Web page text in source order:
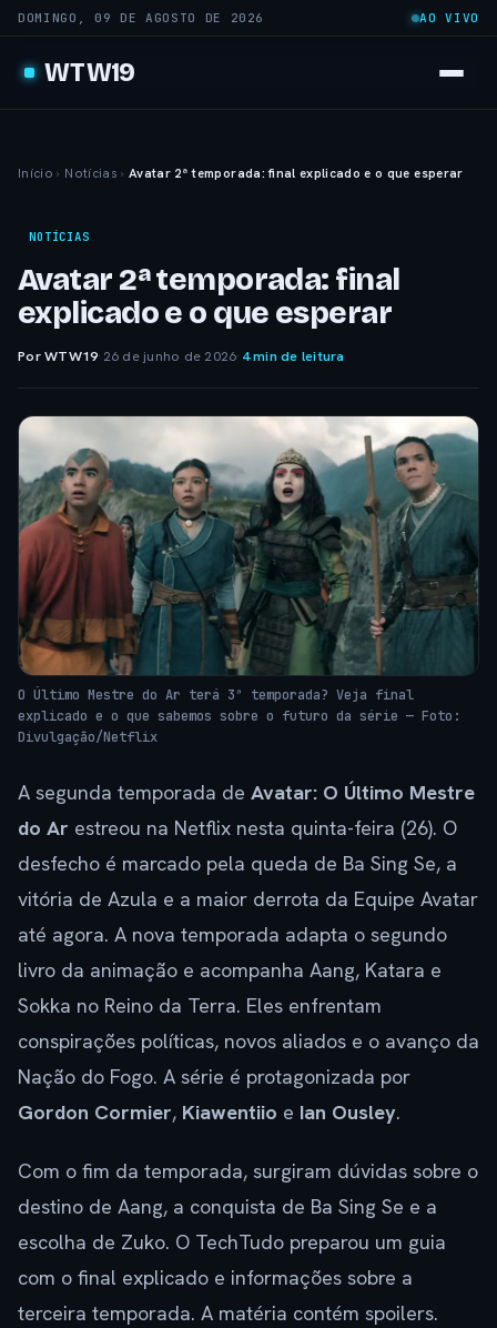
DOMINGO, 09 DE AGOSTO DE 2026 AO VIVO
WTW19
Início › Notícias › Avatar 2ª temporada: final explicado e o que esperar
NOTÍCIAS
Avatar 2ª temporada: final
explicado e o que esperar
Por WTW19· 26 de junho de 2026· 4 min de leitura
O Último Mestre do Ar terá 3ª temporada? Veja final
explicado e o que sabemos sobre o futuro da série — Foto:
Divulgação/Netflix
A segunda temporada de Avatar: O Último Mestre
do Ar estreou na Netflix nesta quinta-feira (26). O
desfecho é marcado pela queda de Ba Sing Se, a
vitória de Azula e a maior derrota da Equipe Avatar
até agora. A nova temporada adapta o segundo
livro da animação e acompanha Aang, Katara e
Sokka no Reino da Terra. Eles enfrentam
conspirações políticas, novos aliados e o avanço da
Nação do Fogo. A série é protagonizada por
Gordon Cormier, Kiawentiio e Ian Ousley.
Com o fim da temporada, surgiram dúvidas sobre o
destino de Aang, a conquista de Ba Sing Se e a
escolha de Zuko. O TechTudo preparou um guia
com o final explicado e informações sobre a
terceira temporada. A matéria contém spoilers.